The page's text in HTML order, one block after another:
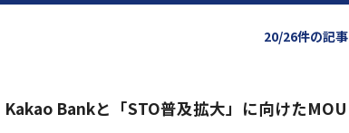
20/26件の記事
Bankと「STO普及拡大」に向けたMOU